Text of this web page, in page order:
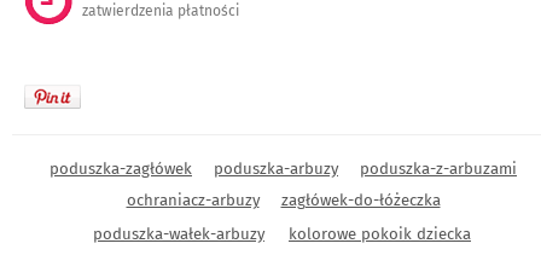
zatwierdzenia płatności
poduszka-zagłówek poduszka-arbuzy
poduszka-z-arbuzami
ochraniacz-arbuzy
zagłówek-do-łóżeczka
poduszka-wałek-arbuzy
kolorowe pokoik dziecka